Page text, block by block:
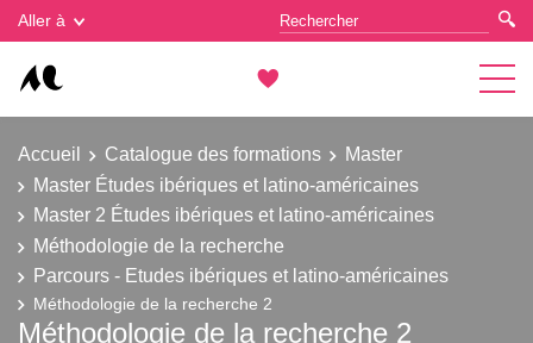
Aller à
Accueil Catalogue des formations
Master
Master Études ibériques et latino-américaines
Master 2 Études ibériques et latino-américaines
Méthodologie de la recherche
Parcours - Etudes ibériques et latino-américaines
Méthodologie de la recherche 2
Méthodologie de la recherche 2
Gestion des cookies